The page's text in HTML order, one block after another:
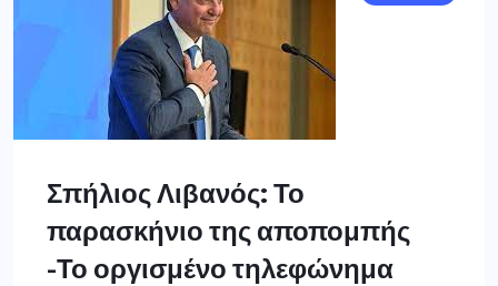
Σπήλιος Λιβανός: Το
παρασκήνιο της αποπομπής
-Το οργισμένο τηλεφώνημα